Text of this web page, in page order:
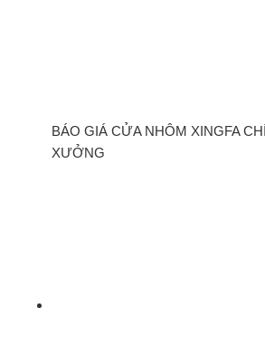
BÁO GIÁ CỬA NHÔM XINGFA
XƯỞNG